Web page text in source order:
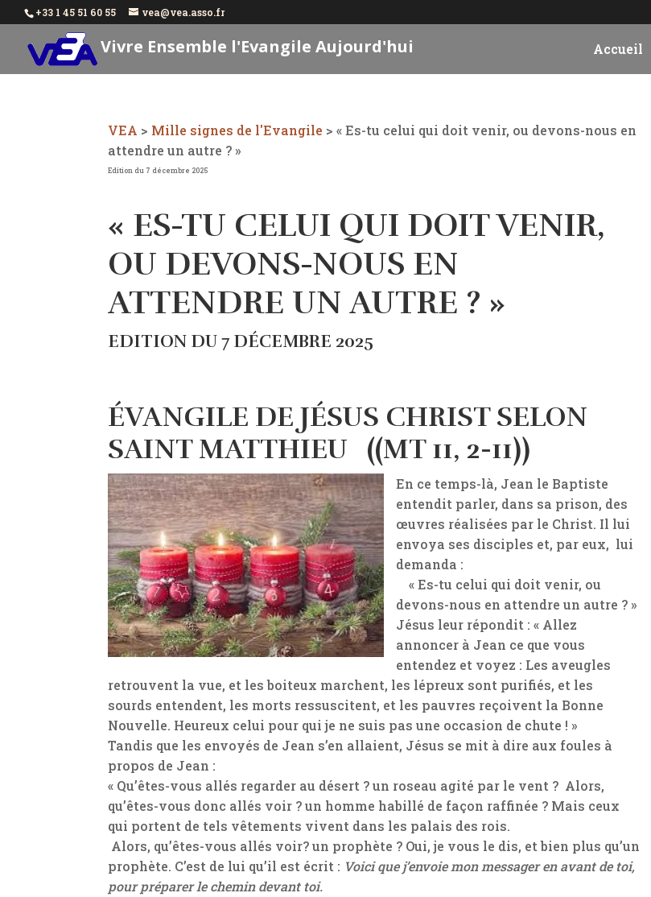
+33 1 45 51 60 55 vea@vea.asso.fr
Vivre Ensemble l'Evangile Aujourd'hui Accueil
VEA > Mille signes de l'Evangile >« Es-tu celui qui doit venir, ou devons-nous en
attendre un autre ? »
Edition du 7 décembre 2025
« ES-TU CELUI QUI DOIT VENIR,
OU DEVONS-NOUS EN
ATTENDRE UN AUTRE ? »
EDITION DU 7 DÉCEMBRE 2025
ÉVANGILE DE JÉSUS CHRIST SELON
SAINT MATTHIEU ((MT 11, 2-11))
En ce temps-là, Jean le Baptiste
entendit parler, dans sa prison, des
œuvres réalisées par le Christ. Il lui
envoya ses disciples et, par eux, lui
demanda :
« Es-tu celui qui doit venir, ou
devons-nous en attendre un autre ? »
Jésus leur répondit : « Allez
annoncer à Jean ce que vous
entendez et voyez : Les aveugles
retrouvent la vue, et les boiteux marchent, les lépreux sont purifiés, et les
sourds entendent, les morts ressuscitent, et les pauvres reçoivent la Bonne
Nouvelle. Heureux celui pour qui je ne suis pas une occasion de chute ! »
Tandis que les envoyés de Jean s’en allaient, Jésus se mit à dire aux foules à
propos de Jean :
« Qu’êtes-vous allés regarder au désert ? un roseau agité par le vent ? Alors,
qu’êtes-vous donc allés voir ? un homme habillé de façon raffinée ? Mais ceux
qui portent de tels vêtements vivent dans les palais des rois.
Alors, qu’êtes-vous allés voir? un prophète ? Oui, je vous le dis, et bien plus qu’un
prophète. C’est de lui qu’il est écrit : Voici que j’envoie mon messager en avant de toi,
pour préparer le chemin devant toi.